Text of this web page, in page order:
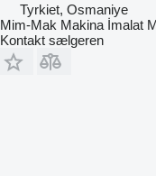
Tyrkiet, Osmaniye
Mim-Mak Makina İmalat
Kontakt sælgeren